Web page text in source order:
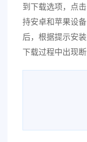
到下载选项，点
持安卓和苹果设
后，根据提示安
下载过程中出现断